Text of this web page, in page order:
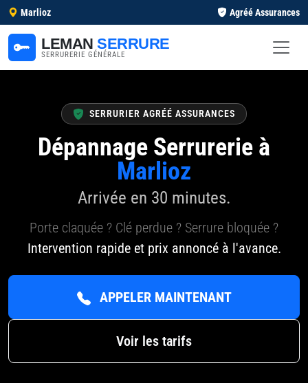
Marlioz Agréé Assurances
LEMAN SERRURE
SERRURERIE GÉNÉRALE
SERRURIER AGRÉÉ ASSURANCES
Dépannage Serrurerie à
Marlioz
Arrivée en 30 minutes.
Porte claquée ? Clé perdue ? Serrure bloquée ?
Intervention rapide et prix annoncé à l'avance.
APPELER MAINTENANT
Voir les tarifs